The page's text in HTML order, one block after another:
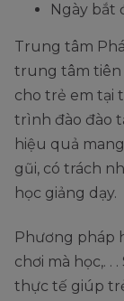
Ngày bắt
Trung tâm
trung tâm tiên
cho trẻ em tại
trình đào đào
hiệu quả
gũi, có trách
học giảng dạy.
Phương pháp
chơi mà học,.
thực tế giúp